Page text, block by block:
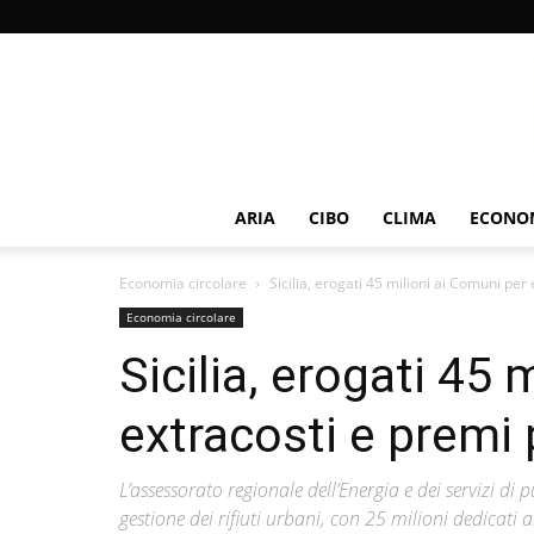
ARIA CIBO CLIMA
Economia circolare Sicilia, erogati 45 milioni ai Comuni
Economia circolare
Sicilia, erogati 45
extracosti e premi
L’assessorato regionale dell’Energia e dei servizi
gestione dei rifiuti urbani, con 25 milioni dedicati